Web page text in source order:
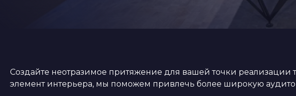
Создайте неотразимое притяжение для вашей точки
элемент интерьера, мы поможем привлечь более широкую